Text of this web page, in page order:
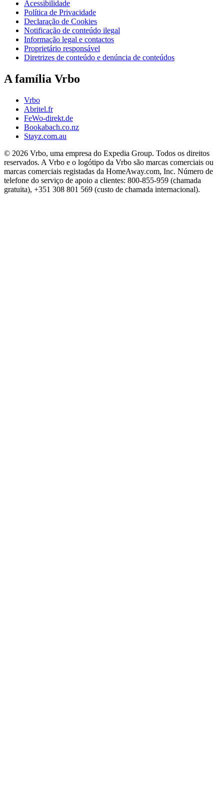
Acessibilidade
Política de Privacidade
Declaração de Cookies
Notificação de conteúdo ilegal
Informação legal e contactos
Proprietário responsável
Diretrizes de conteúdo e denúncia de conteúdos
A família Vrbo
Vrbo
Abritel.fr
FeWo-direkt.de
Bookabach.co.nz
Stayz.com.au
© 2026 Vrbo, uma empresa do Expedia Group. Todos os direitos
reservados. A Vrbo e o logótipo da Vrbo são marcas comerciais ou
marcas comerciais registadas da HomeAway.com, Inc. Número de
telefone do serviço de apoio a clientes: 800-855-959 (chamada
gratuita), +351 308 801 569 (custo de chamada internacional).